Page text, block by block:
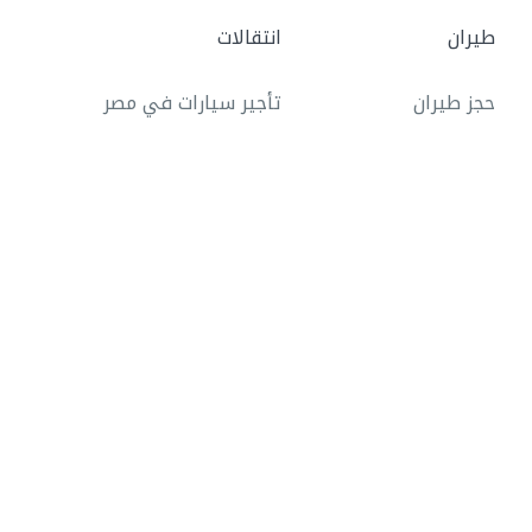
طيران
حجز طيران
انتقالات
تأجير سيارات في مصر